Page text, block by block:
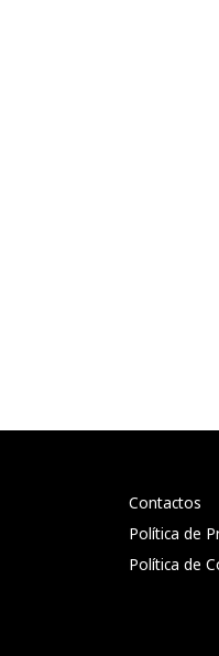
Contactos
Política de
Política de